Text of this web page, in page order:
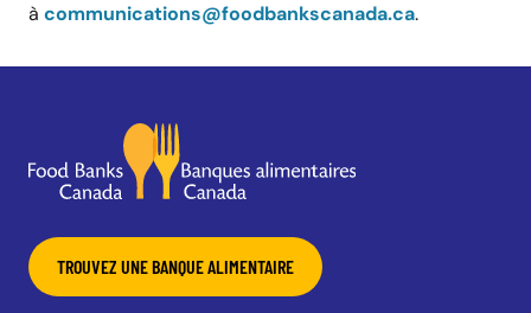
à communications@foodbankscanada.ca.
TROUVEZ UNE BANQUE ALIMENTAIRE